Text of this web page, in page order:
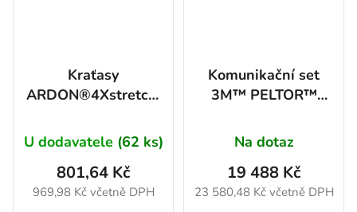
Kraťasy
ARDON®4Xstretch®
U dodavatele (62 ks)
969,98 Kč včetně DPH
801,64 Kč
Komunikační set
3M™ PELTOR™
OBJEDNÁVKU 10
Na dotaz
23 580,48 Kč včetně DPH
19 488 Kč